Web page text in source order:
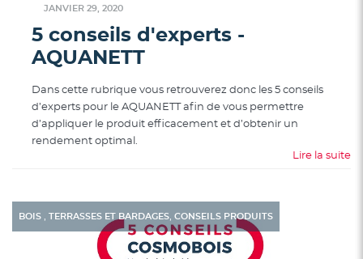
JANVIER 29, 2020
5 conseils d'experts -
AQUANETT
Dans cette rubrique vous retrouverez donc les 5 conseils
d’experts pour le AQUANETT afin de vous permettre
d’appliquer le produit efficacement et d’obtenir un
rendement optimal.
Lire la suite
BOIS , TERRASSES ET BARDAGES, CONSEILS PRODUITS